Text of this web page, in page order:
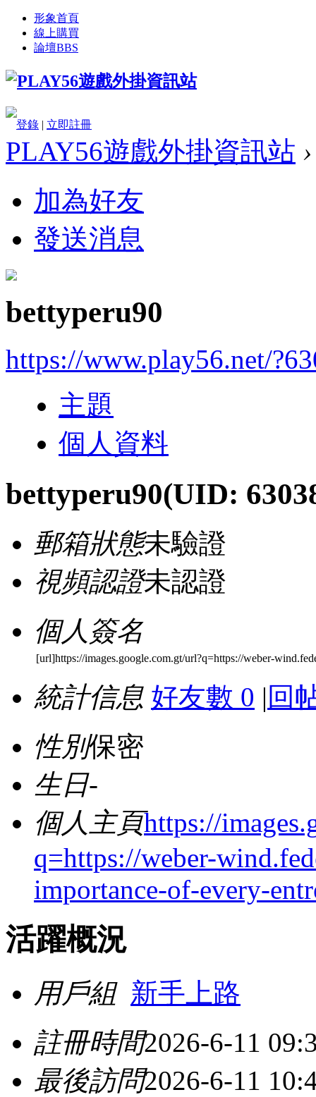
形象首頁
線上購買
論壇BBS
登錄 | 立即註冊
PLAY56遊戲外掛資訊站 ›
加為好友
發送消息
bettyperu90
https://www.play56.net/
主題
個人資料
bettyperu90(UID:
郵箱狀態未驗證
視頻認證未認證
個人簽名
[url]https://images.google.com.gt/url?q=https://weber-
統計信息 好友數 0 | 回
性別保密
生日-
個人主頁https://
q=https://weber-
importance-of-every-
活躍概況
用戶組 新手上路
註冊時間2026-6-11
最後訪問2026-6-11